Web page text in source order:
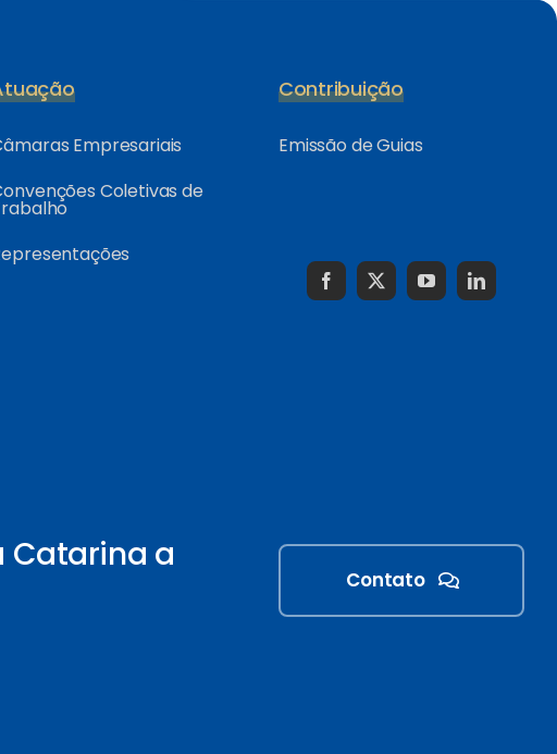
Empresariais
Coletivas de
Contribuição
Emissão de Guias
Catarina a
Contato